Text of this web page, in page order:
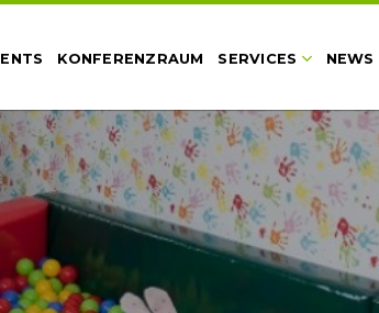
KONFERENZRAUM SERVICES NEWS